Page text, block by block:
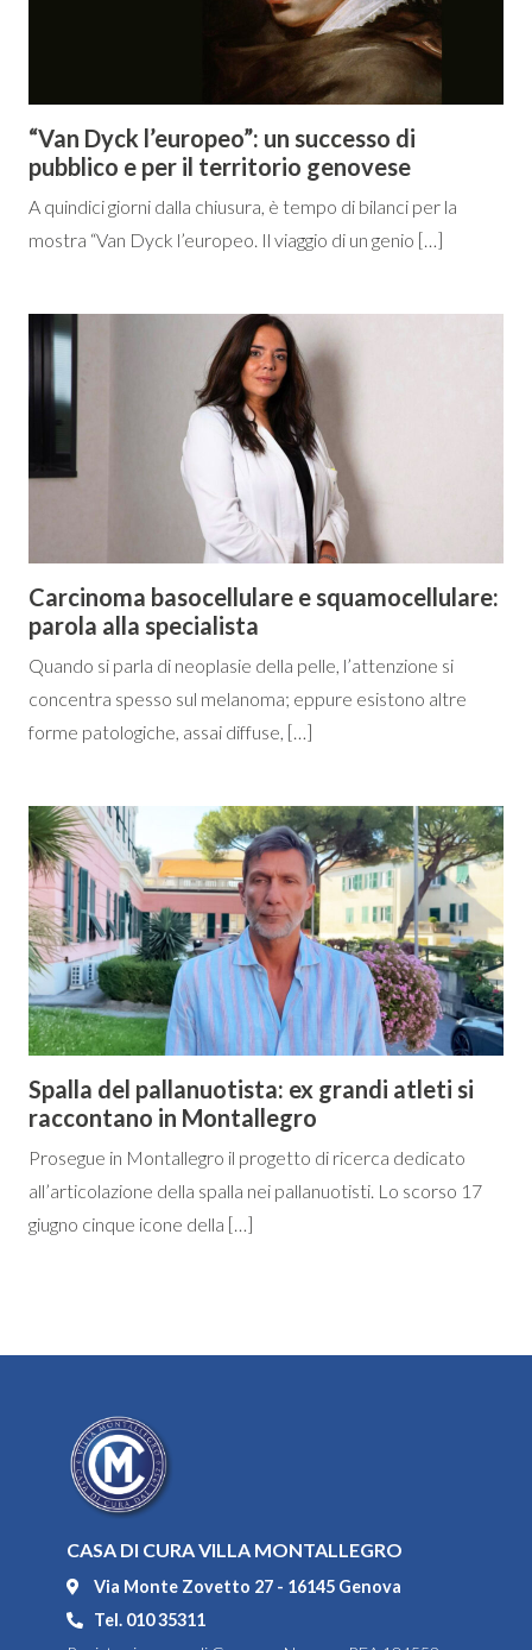
“Van Dyck l’europeo”: un successo di
pubblico e per il territorio genovese
A quindici giorni dalla chiusura, è tempo di bilanci per la
mostra “Van Dyck l’europeo. Il viaggio di un genio […]
Carcinoma basocellulare e squamocellulare:
parola alla specialista
Quando si parla di neoplasie della pelle, l’attenzione si
concentra spesso sul melanoma; eppure esistono altre
forme patologiche, assai diffuse, […]
Spalla del pallanuotista: ex grandi atleti si
raccontano in Montallegro
Prosegue in Montallegro il progetto di ricerca dedicato
all’articolazione della spalla nei pallanuotisti. Lo scorso 17
giugno cinque icone della […]
CASA DI CURA VILLA MONTALLEGRO
Via Monte Zovetto 27 - 16145 Genova
Tel. 010 35311